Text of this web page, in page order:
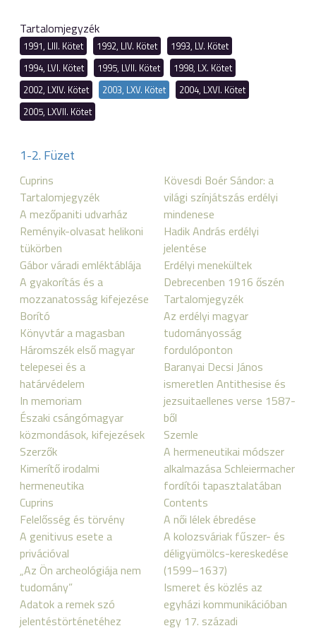
Tartalomjegyzék
1991, LIII. Kötet 1992, LIV. Kötet
1993, LV. Kötet
1994, LVI. Kötet
1995, LVII. Kötet
1998, LX. Kötet
2002, LXIV. Kötet
2003, LXV. Kötet
2004, LXVI. Kötet
2005, LXVII. Kötet
1-2. Füzet
Cuprins
Tartalomjegyzék
A mezőpaniti udvarház
Reményik-olvasat helikoni
tükörben
Gábor váradi emléktáblája
A gyakorítás és a
mozzanatosság kifejezése
Borító
Könyvtár a magasban
Háromszék első magyar
telepesei és a
határvédelem
In memoriam
Északi csángómagyar
közmondások, kifejezések
Szerzők
Kimerítő irodalmi
hermeneutika
Cuprins
Felelősség és törvény
A genitivus esete a
privációval
„Az Ön archeológiája nem
tudomány”
Adatok a remek szó
jelentéstörténetéhez
Kövesdi Boér Sándor: a
világi színjátszás erdélyi
mindenese
Hadik András erdélyi
jelentése
Erdélyi menekültek
Debrecenben 1916 őszén
Tartalomjegyzék
Az erdélyi magyar
tudományosság
fordulóponton
Baranyai Decsi János
ismeretlen Antithesise és
jezsuitaellenes verse 1587-
ből
Szemle
A hermeneutikai módszer
alkalmazása Schleiermacher
fordítói tapasztalatában
Contents
A női lélek ébredése
A kolozsváriak fűszer- és
déligyümölcs-kereskedése
(1599–1637)
Ismeret és közlés az
egyházi kommunikációban
egy 17. századi